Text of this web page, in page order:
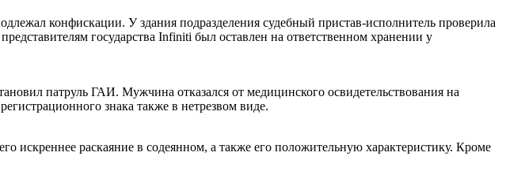
конфискации. У здания подразделения судебный пристав-исполнитель проверила
государства Infiniti был оставлен на ответственном хранении у
патруль ГАИ. Мужчина отказался от медицинского освидетельствования на
знака также в нетрезвом виде.
искреннее раскаяние в содеянном, а также его положительную характеристику. Кроме